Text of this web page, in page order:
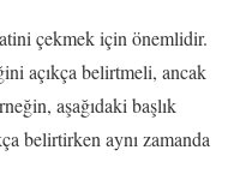
çekmek için önemlidir.
açıkça belirtmeli, ancak
aşağıdaki başlık
belirtirken aynı zamanda